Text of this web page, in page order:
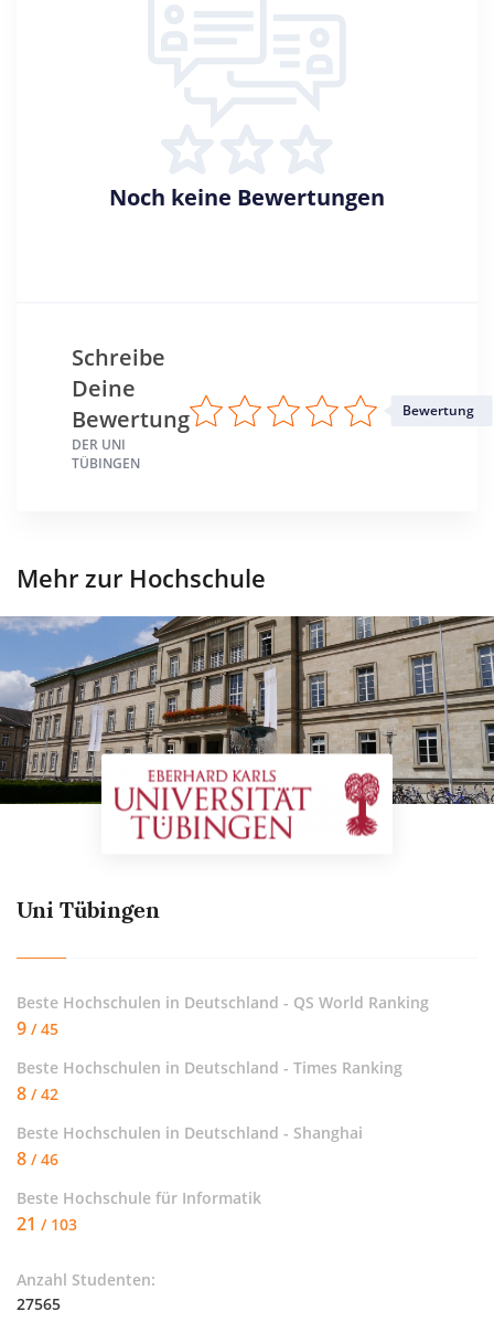
4 Semester
Standort
Tübingen >> Tübingen
Noch keine Bewertungen
Schreibe
Deine
Bewertung
DER UNI
TÜBINGEN
Bewertung
Mehr zur Hochschule
Uni Tübingen
Beste Hochschulen in Deutschland - QS World Ranking
9 / 45
Beste Hochschulen in Deutschland - Times Ranking
8 / 42
Beste Hochschulen in Deutschland - Shanghai
8 / 46
Beste Hochschule für Informatik
21 / 103
Anzahl Studenten:
27565